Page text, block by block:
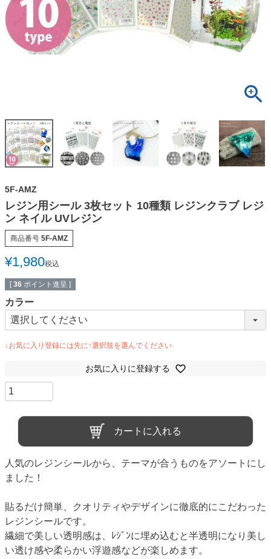
5F-AMZ
レジン用シール 3枚セット 10種類 レジンクラブ レジ
ン ネイル UVレジン
商品番号 5F-AMZ
¥1,980税込
[ 36 ポイント進呈 ]
カラー
お気に入りに登録する
カートに入れる
人気のレジンシールから、テーマが合うものをアソートにし
ました！
貼るだけ簡単、クオリティやデザインに徹底的にこだわった
レジンシールです。
繊細で美しい透明感は、ﾚｼﾞﾝに埋め込むと半透明になり美し
い透け感や柔らかい浮遊感などが楽しめます。